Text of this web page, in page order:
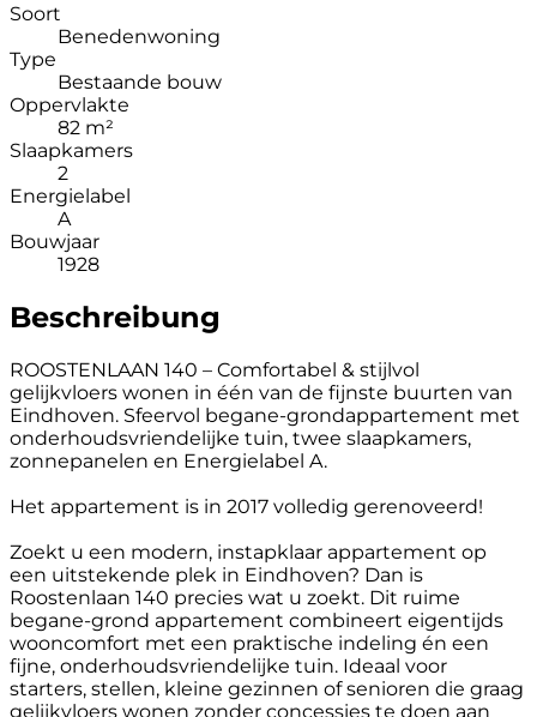
Soort
Benedenwoning
Type
Bestaande bouw
Oppervlakte
82 m²
Slaapkamers
2
Energielabel
A
Bouwjaar
1928
Beschreibung
ROOSTENLAAN 140 – Comfortabel & stijlvol
gelijkvloers wonen in één van de fijnste buurten van
Eindhoven. Sfeervol begane-grondappartement met
onderhoudsvriendelijke tuin, twee slaapkamers,
zonnepanelen en Energielabel A.
Het appartement is in 2017 volledig gerenoveerd!
Zoekt u een modern, instapklaar appartement op
een uitstekende plek in Eindhoven? Dan is
Roostenlaan 140 precies wat u zoekt. Dit ruime
begane-grond appartement combineert eigentijds
wooncomfort met een praktische indeling én een
fijne, onderhoudsvriendelijke tuin. Ideaal voor
starters, stellen, kleine gezinnen of senioren die graag
gelijkvloers wonen zonder concessies te doen aan